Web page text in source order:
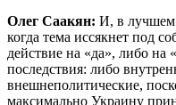
Олег Саакян: И, в лучшем
когда тема иссякнет под
действие на «да», либо на
последствия: либо
внешнеполитические,
максимально Украину